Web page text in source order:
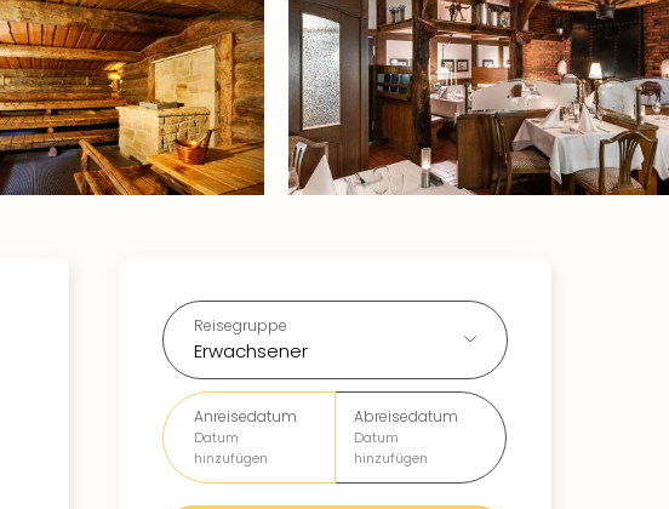
Reisegruppe
Erwachsener
Anreisedatum
Datum
hinzufügen
Abreisedatum
Datum
hinzufügen